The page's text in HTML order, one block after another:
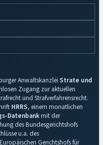
Anwaltskanzlei Strate und
Zugang zur aktuellen
und Strafverfahrensrecht.
HRRS, einem monatlichen
Datenbankmit der
des Bundesgerichtshofs
u.a. des
Gerichtshofs für